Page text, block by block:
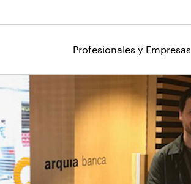
Profesionales y Empresas